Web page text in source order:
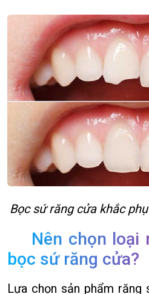
Bọc sứ răng cửa khắc
Nên chọn loại
bọc sứ răng cửa?
Lựa chọn sản phẩm răng